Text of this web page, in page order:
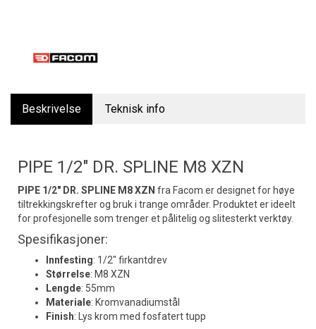
Beskrivelse Teknisk info
PIPE 1/2" DR. SPLINE M8 XZN
PIPE 1/2" DR. SPLINE M8 XZN fra Facom er designet for høye
tiltrekkingskrefter og bruk i trange områder. Produktet er ideelt
for profesjonelle som trenger et pålitelig og slitesterkt verktøy.
Spesifikasjoner:
Innfesting: 1/2" firkantdrev
Størrelse: M8 XZN
Lengde: 55mm
Materiale: Kromvanadiumstål
Finish: Lys krom med fosfatert tupp